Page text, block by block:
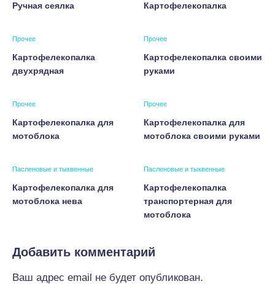
Ручная сеялка Картофелекопалка
Прочее
Картофелекопалка
двухрядная
Прочее
Картофелекопалка своими
руками
Прочее
Картофелекопалка для
мотоблока
Прочее
Картофелекопалка для
мотоблока своими руками
Пасленовые и тыквенные
Картофелекопалка для
мотоблока нева
Пасленовые и тыквенные
Картофелекопалка
транспортерная для
мотоблока
Добавить комментарий
Ваш адрес email не будет опубликован.